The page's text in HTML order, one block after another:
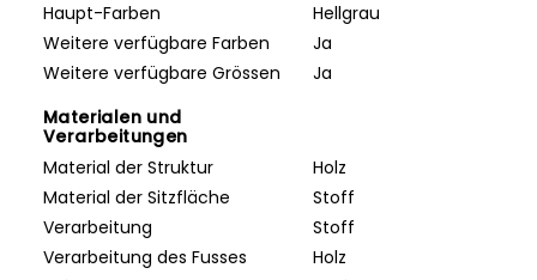
Haupt-Farben
Hellgrau
Weitere verfügbare Farben
Ja
Weitere verfügbare Grössen
Ja
Materialen und
Verarbeitungen
Material der Struktur
Holz
Material der Sitzfläche
Stoff
Verarbeitung
Stoff
Verarbeitung des Fusses
Holz